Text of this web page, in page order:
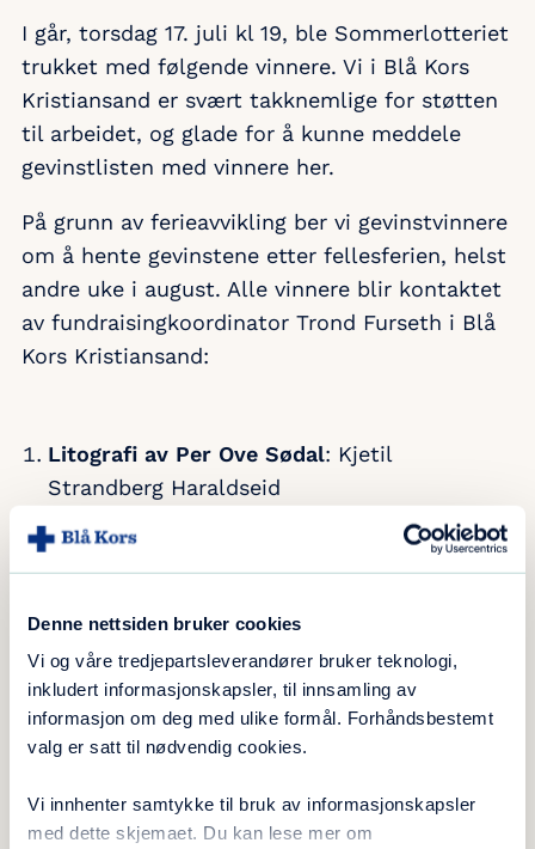
Denne nettsiden bruker cookies
Vi og våre tredjepartsleverandører bruker teknologi,
inkludert informasjonskapsler, til innsamling av
informasjon om deg med ulike formål. Forhåndsbestemt
valg er satt til nødvendig cookies.
Vi innhenter samtykke til bruk av informasjonskapsler
med dette skjemaet. Du kan lese mer om
I går, torsdag 17. juli kl 19, ble Sommerlotteriet
trukket med følgende vinnere. Vi i Blå Kors
Kristiansand er svært takknemlige for støtten
til arbeidet, og glade for å kunne meddele
gevinstlisten med vinnere her.
På grunn av ferieavvikling ber vi gevinstvinnere
om å hente gevinstene etter fellesferien, helst
andre uke i august. Alle vinnere blir kontaktet
av fundraisingkoordinator Trond Furseth i Blå
Kors Kristiansand:
Litografi av Per Ove Sødal: Kjetil
Strandberg Haraldseid
: Arvid Solheim
Glassvase: Wenche Elisabeth Henriksen
Bordlampe: Beate Hvalen
Lego City: Åse Torunn Hardeland
Lego Friends: Bendte Moen
Fiskesnelle: Kjetil Strandberg Haraldseid
Hageland